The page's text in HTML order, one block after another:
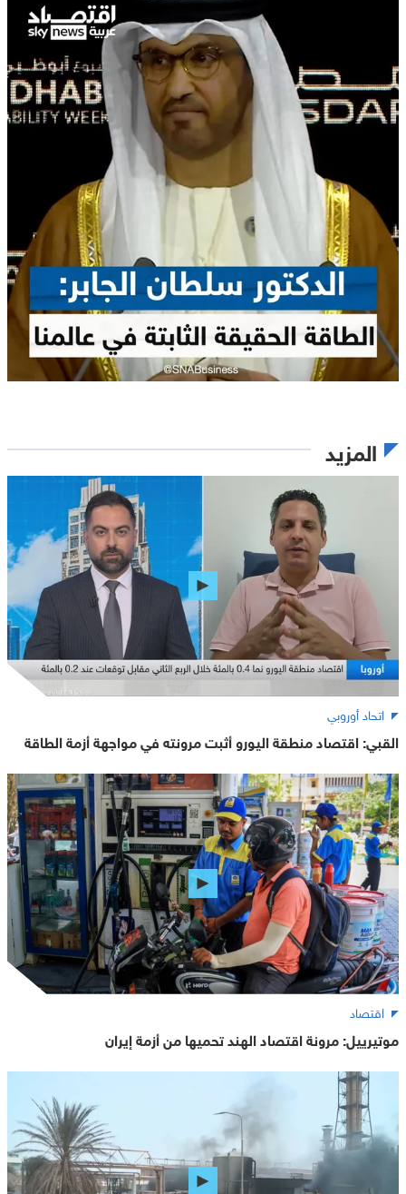
المزيد
اتحاد أوروبي
القبي: اقتصاد منطقة اليورو أثبت مرونته في مواجهة أزمة الطاقة
اقتصاد
موتيرييل: مرونة اقتصاد الهند تحميها من أزمة إيران